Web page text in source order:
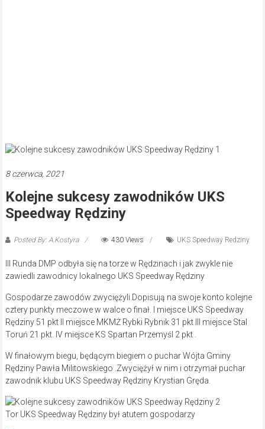
8 czerwca, 2021
Kolejne sukcesy zawodników UKS
Speedway Rędziny
Posted By: A.Kostyra 430 Views UKS Speedway Redziny
III Runda DMP odbyła się na torze w Rędzinach i jak zwykle nie
zawiedli zawodnicy lokalnego UKS Speedway Rędziny
Gospodarze zawodów zwyciężyli.Dopisują na swoje konto kolejne
cztery punkty meczowe w walce o finał. I miejsce UKS Speedway
Rędziny 51 pkt II miejsce MKMŻ Rybki Rybnik 31 pkt III miejsce Stal
Toruń 21 pkt. IV miejsce KS Spartan Przemyśl 2 pkt .
W finałowym biegu, będącym biegiem o puchar Wójta Gminy
Rędziny Pawła Militowskiego .Zwyciężył w nim i otrzymał puchar
zawodnik klubu UKS Speedway Rędziny Krystian Gręda.
Tor UKS Speedway Rędziny był atutem gospodarzy